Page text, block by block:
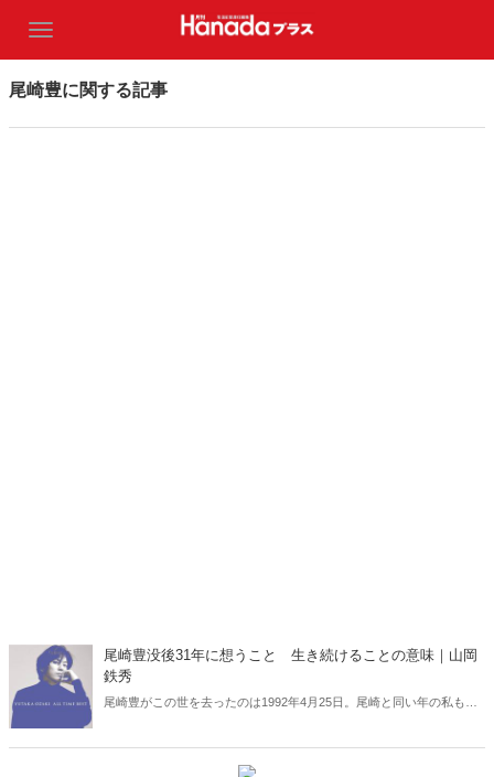
尾崎豊に関する記事
尾崎豊没後31年に想うこと 生き続けることの意味｜山岡
鉄秀
尾崎豊がこの世を去ったのは1992年4月25日。尾崎と同い年の私も偏
ったりするのは馬鹿げたことだと思っていた――。（サムネイルはア